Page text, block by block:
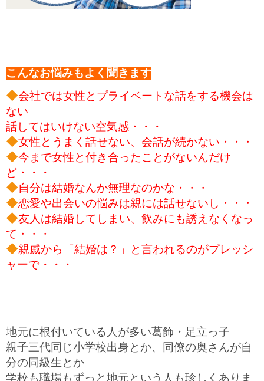
こんなお悩みもよく聞きます
会社では女性とプライベートな話をする機会は
ない
話してはいけない空気感・・・
女性とうまく話せない、会話が続かない・・・
今まで女性と付き合ったことがないんだけ
ど・・・
自分は結婚なんか無理なのかな・・・
恋愛や出会いの悩みは親には話せないし・・・
友人は結婚してしまい、飲みにも誘えなくなっ
て ・・・
親戚から「結婚は？」と言われるのがプレッシ
ャーで・・・
地元に根付いている人が多い葛飾・足立っ子
親子三代同じ小学校出身とか、同僚の奥さんが自
分の同級生とか
学校も職場もずっと地元という人も珍しくありま